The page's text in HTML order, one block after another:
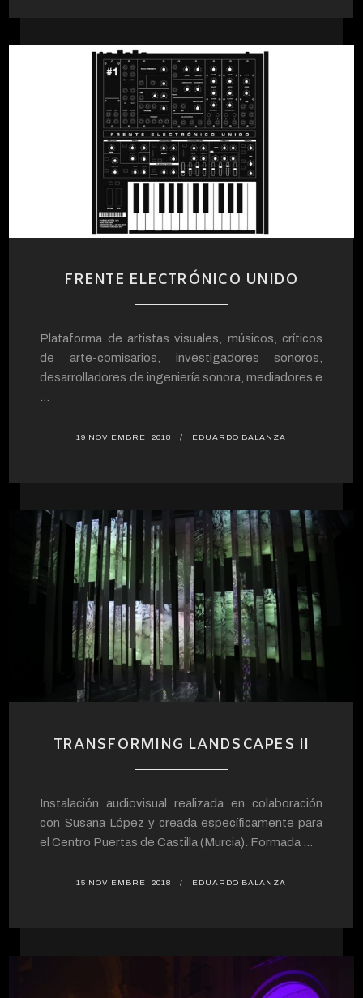
FRENTE ELECTRÓNICO UNIDO
Plataforma de artistas visuales, músicos, críticos
de arte-comisarios, investigadores sonoros,
desarrolladores de ingeniería sonora, mediadores e
19 NOVIEMBRE, 2018 EDUARDO BALANZA
TRANSFORMING LANDSCAPES II
Instalación audiovisual realizada en colaboración
con Susana López y creada específicamente para
el Centro Puertas de Castilla (Murcia). Formada ...
15 NOVIEMBRE, 2018 EDUARDO BALANZA